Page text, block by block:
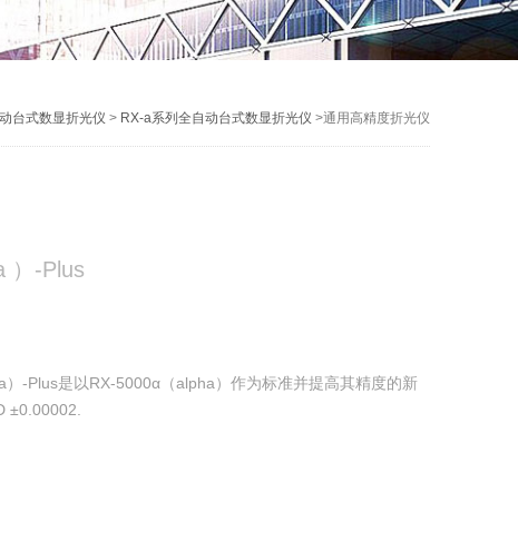
台式数显折光仪 > RX-a系列全自动台式数显折光仪 >通用高精度折光仪
）-Plus
-Plus是以RX-5000α（alpha）作为标准并提高其精度的新
±0.00002.